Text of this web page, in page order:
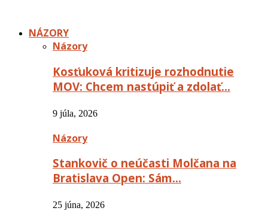
NÁZORY
Názory
Kosťuková kritizuje rozhodnutie
MOV: Chcem nastúpiť a zdolať…
9 júla, 2026
Názory
Stankovič o neúčasti Molčana na
Bratislava Open: Sám…
25 júna, 2026